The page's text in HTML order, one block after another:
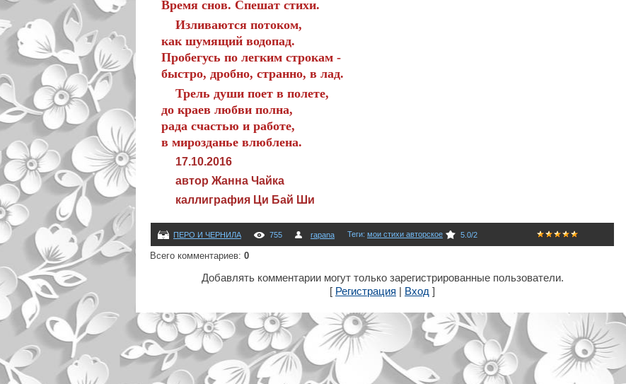
Время снов. Спешат стихи.
Изливаются потоком,
как шумящий водопад.
Пробегусь по легким строкам -
быстро, дробно, странно, в лад.
Трель души поет в полете,
до краев любви полна,
рада счастью и работе,
в мирозданье влюблена.
17.10.2016
автор Жанна Чайка
каллиграфия Ци Бай Ши
ПЕРО И ЧЕРНИЛА 755 rapana Теги: мои стихи авторское 5.0/2
Всего комментариев: 0
Добавлять комментарии могут только зарегистрированные пользователи.
[ Регистрация Вход ]